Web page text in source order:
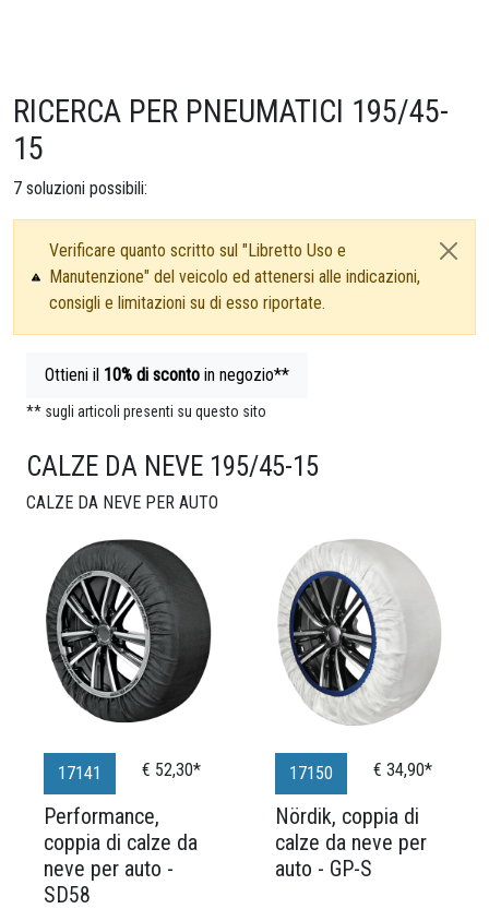
RICERCA PER PNEUMATICI 195/45-
15
7 soluzioni possibili:
Verificare quanto scritto sul "Libretto Uso e
Manutenzione" del veicolo ed attenersi alle indicazioni,
consigli e limitazioni su di esso riportate.
CALZE DA NEVE 195/45-15
CALZE DA NEVE PER AUTO
Ottieni il 10% di sconto in negozio**
** sugli articoli presenti su questo sito
17141 € 52,30*
Performance,
coppia di calze da
neve per auto -
SD58
17150 € 34,90*
Nördik, coppia di
calze da neve per
auto - GP-S